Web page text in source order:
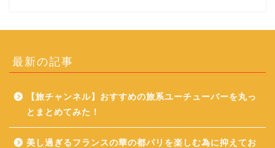
最新の記事
【旅チャンネル】おすすめの旅系ユーチューバーを丸っ
とまとめてみた！
美し過ぎるフランスの華の都パリを楽しむ為に抑えてお